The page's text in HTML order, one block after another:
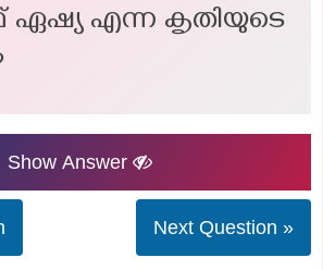
എന്ന കൃതിയുടെ
Show Answer
Next Question »